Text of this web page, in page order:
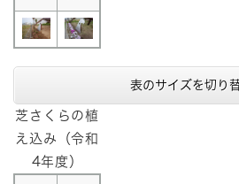
表のサイズを切り
芝さくらの植
え込み（令和
4年度）